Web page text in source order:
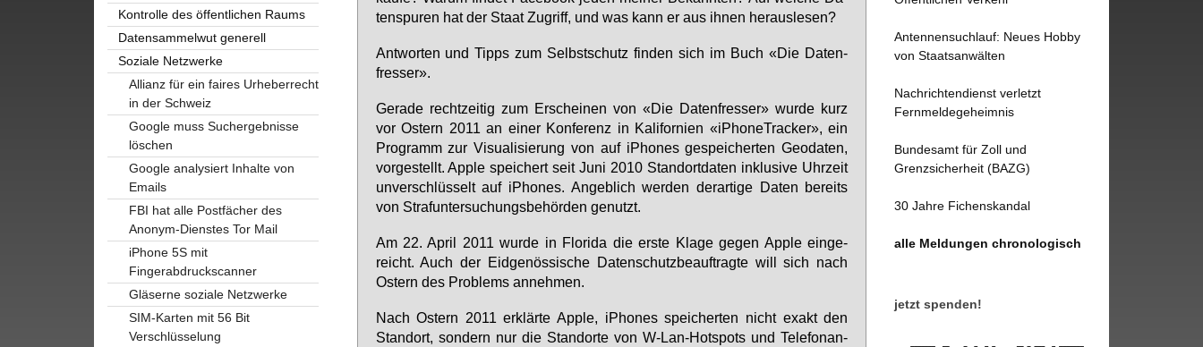
ten­spu­ren hat der Staat Zu­griff, und was kann er aus ih­nen her­aus­le­sen?
Ant­wor­ten und Tipps zum Selbst­schutz fin­den sich im Buch «Die Da­ten­
fres­ser».
Ge­ra­de recht­zei­tig zum Er­schei­nen von «Die Da­ten­fres­ser» wur­de kurz
vor Os­tern 2011 an ei­ner Kon­fe­renz in Ka­li­for­ni­en «iPho­ne­Tra­cker», ein
Pro­gramm zur Vi­sua­li­sie­rung von auf iPho­nes ge­spei­cher­ten Geo­da­ten,
vor­ge­stellt. App­le spei­chert seit Ju­ni 2010 Stand­ort­da­ten in­klu­si­ve Uhr­zeit
un­ver­schlüs­selt auf iPho­nes. An­geb­lich wer­den der­ar­ti­ge Da­ten be­reits
von Straf­un­ter­su­chungs­be­hör­den ge­nutzt.
Am 22. April 2011 wur­de in Flo­ri­da die ers­te Kla­ge ge­gen App­le ein­ge­
reicht. Auch der Eid­ge­nös­si­sche Da­ten­schutz­be­auf­trag­te will sich nach
Os­tern des Pro­blems an­neh­men.
Nach Os­tern 2011 er­klär­te App­le, iPho­nes spei­cher­ten nicht ex­akt den
Stand­ort, son­dern nur die Stand­or­te von W-Lan-Hot­spots und Te­le­fon­an­
Antennensuchlauf: Neues Hobby
von Staatsanwälten
Nachrichtendienst verletzt
Fernmeldegeheimnis
Bundesamt für Zoll und
Grenzsicherheit (BAZG)
30 Jahre Fichenskandal
alle Meldungen chronologisch
jetzt spenden!
Kontrolle des öffentlichen Raums
Datensammelwut generell
Soziale Netzwerke
Allianz für ein faires Urheberrecht
in der Schweiz
Google muss Suchergebnisse
löschen
Google analysiert Inhalte von
Emails
FBI hat alle Postfächer des
Anonym-Dienstes Tor Mail
iPhone 5S mit
Fingerabdruckscanner
Gläserne soziale Netzwerke
SIM-Karten mit 56 Bit
Verschlüsselung